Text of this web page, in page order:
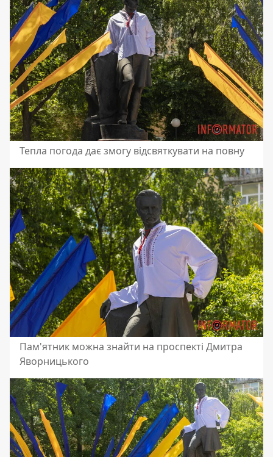
Тепла погода дає змогу відсвяткувати на повну
Пам'ятник можна знайти на проспекті Дмитра
Яворницького